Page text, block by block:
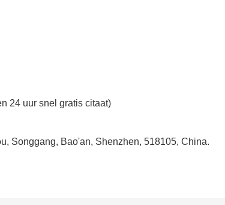
24 uur snel gratis citaat)
Songgang, Bao'an, Shenzhen, 518105, China.